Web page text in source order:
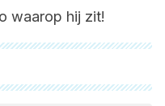
waarop hij zit!
gecontroleerd door